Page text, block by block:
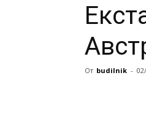
От budilnik -